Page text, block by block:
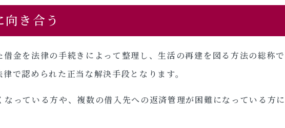
き合う
金を法律の手続きによって整理し、生活の再建を図る方法の総称
で認められた正当な解決手段となります。
っている方や、複数の借入先への返済管理が困難になっている方